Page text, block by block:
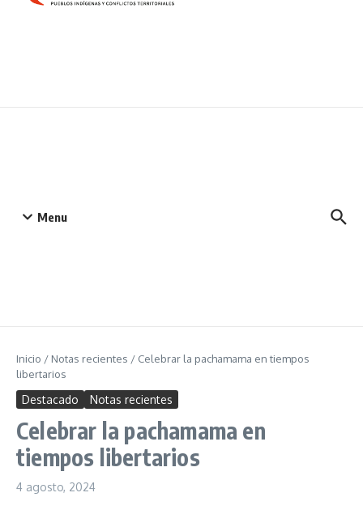
Menu
Inicio / Notas recientes / Celebrar la pachamama en tiempos
libertarios
Destacado Notas recientes
Celebrar la pachamama en
tiempos libertarios
4 agosto, 2024